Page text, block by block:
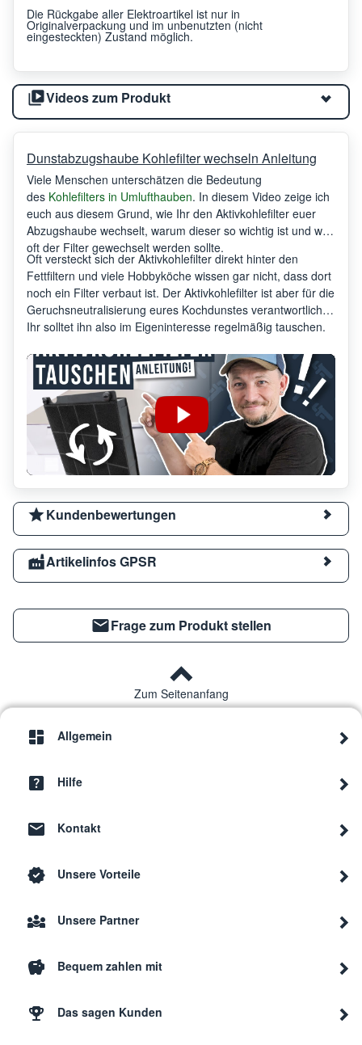
Die Rückgabe aller Elektroartikel ist nur in
Originalverpackung und im unbenutzten (nicht
eingesteckten) Zustand möglich.
Videos zum Produkt
Dunstabzugshaube Kohlefilter wechseln Anleitung
Viele Menschen unterschätzen die Bedeutung
des Kohlefilters in Umlufthauben. In diesem Video zeige ich
euch aus diesem Grund, wie Ihr den Aktivkohlefilter euer
Abzugshaube wechselt, warum dieser so wichtig ist und wie
oft der Filter gewechselt werden sollte.
Oft versteckt sich der Aktivkohlefilter direkt hinter den
Fettfiltern und viele Hobbyköche wissen gar nicht, dass dort
noch ein Filter verbaut ist. Der Aktivkohlefilter ist aber für die
Geruchsneutralisierung eures Kochdunstes verantwortlich.
Ihr solltet ihn also im Eigeninteresse regelmäßig tauschen.
Kundenbewertungen
Artikelinfos GPSR
Frage zum Produkt stellen
Zum Seitenanfang
Allgemein
Hilfe
Kontakt
Unsere Vorteile
Unsere Partner
Bequem zahlen mit
Das sagen Kunden